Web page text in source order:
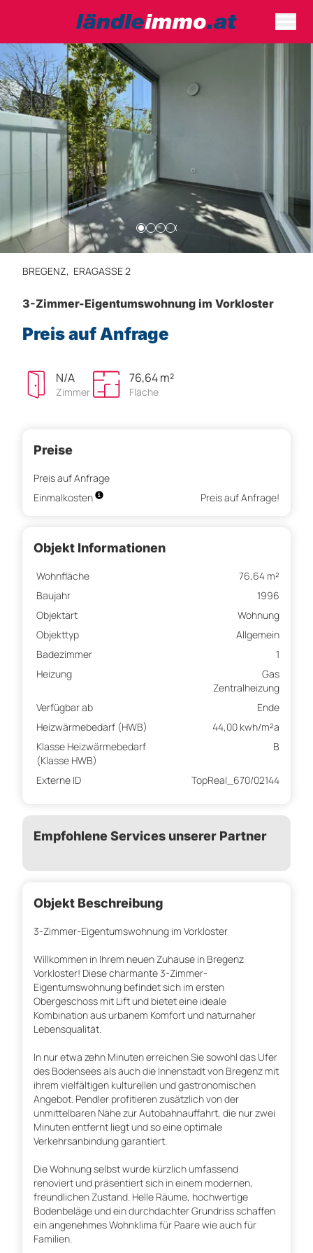
BREGENZ, ERAGASSE 2
3-Zimmer-Eigentumswohnung im Vorkloster
Preis auf Anfrage
N/A
Zimmer
76,64 m²
Fläche
Preise
Preis auf Anfrage
Einmalkosten
Preis auf Anfrage!
Objekt Informationen
Wohnfläche
76,64 m²
Baujahr
1996
Objektart
Wohnung
Objekttyp
Allgemein
Badezimmer
1
Heizung
Gas
Zentralheizung
Verfügbar ab
Ende
Heizwärmebedarf (HWB)
44,00 kwh/m²a
Klasse Heizwärmebedarf
(Klasse HWB)
B
Externe ID TopReal_670/02144
Empfohlene Services unserer Partner
Objekt Beschreibung
3-Zimmer-Eigentumswohnung im Vorkloster
Willkommen in Ihrem neuen Zuhause in Bregenz
Vorkloster! Diese charmante 3-Zimmer-
Eigentumswohnung befindet sich im ersten
Obergeschoss mit Lift und bietet eine ideale
Kombination aus urbanem Komfort und naturnaher
Lebensqualität.
In nur etwa zehn Minuten erreichen Sie sowohl das Ufer
des Bodensees als auch die Innenstadt von Bregenz mit
ihrem vielfältigen kulturellen und gastronomischen
Angebot. Pendler profitieren zusätzlich von der
unmittelbaren Nähe zur Autobahnauffahrt, die nur zwei
Minuten entfernt liegt und so eine optimale
Verkehrsanbindung garantiert.
Die Wohnung selbst wurde kürzlich umfassend
renoviert und präsentiert sich in einem modernen,
freundlichen Zustand. Helle Räume, hochwertige
Bodenbeläge und ein durchdachter Grundriss schaffen
ein angenehmes Wohnklima für Paare wie auch für
Familien.